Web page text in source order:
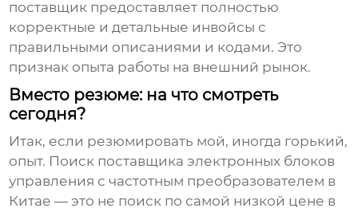
поставщик предоставляет полностью
корректные и детальные инвойсы с
правильными описаниями и кодами. Это
признак опыта работы на внешний рынок.
Вместо резюме: на что смотреть
сегодня?
Итак, если резюмировать мой, иногда горький,
опыт. Поиск поставщика электронных блоков
управления с частотным преобразователем в
Китае — это не поиск по самой низкой цене в